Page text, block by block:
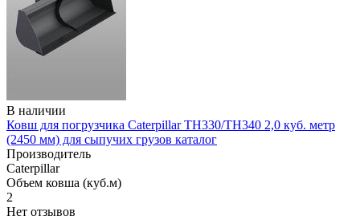
В наличии
Ковш для погрузчика Caterpillar TH330/TH340 2,0 куб. метр
(2450 мм) для сыпучих грузов каталог
Производитель
Caterpillar
Объем ковша (куб.м)
2
Нет отзывов